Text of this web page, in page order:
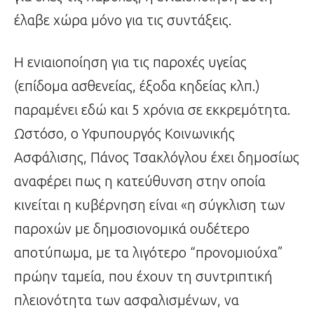
έλαβε χώρα μόνο για τις συντάξεις.
Η ενιαιοποίηση για τις παροχές υγείας
(επίδομα ασθενείας, έξοδα κηδείας κλπ.)
παραμένει εδώ και 5 χρόνια σε εκκρεμότητα.
Ωστόσο, ο Υφυπουργός Κοινωνικής
Ασφάλισης, Πάνος Τσακλόγλου έχει δημοσίως
αναφέρει πως η κατεύθυνση στην οποία
κινείται η κυβέρνηση είναι «η σύγκλιση των
παροχών με δημοσιονομικά ουδέτερο
αποτύπωμα, με τα λιγότερο “προνομιούχα”
πρώην ταμεία, που έχουν τη συντριπτική
πλειονότητα των ασφαλισμένων, να